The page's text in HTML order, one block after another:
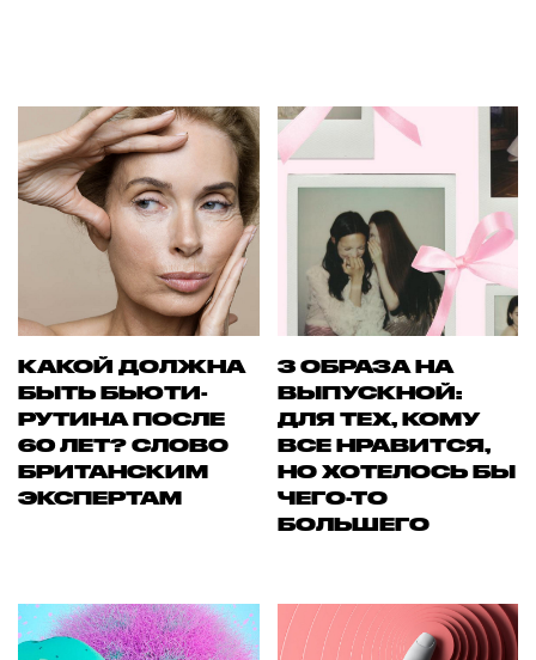
КАКОЙ ДОЛЖНА
БЫТЬ БЬЮТИ-
РУТИНА ПОСЛЕ
60 ЛЕТ? СЛОВО
БРИТАНСКИМ
ЭКСПЕРТАМ
3 ОБРАЗА НА
ВЫПУСКНОЙ:
ДЛЯ ТЕХ, КОМУ
ВСЕ НРАВИТСЯ,
НО ХОТЕЛОСЬ БЫ
ЧЕГО-ТО
БОЛЬШЕГО